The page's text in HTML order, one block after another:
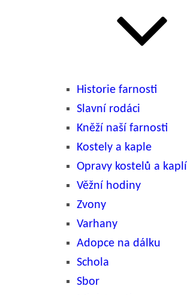
Historie farnosti
Slavní rodáci
Kněží naší farnosti
Kostely a kaple
Opravy kostelů a kaplí
Věžní hodiny
Zvony
Varhany
Adopce na dálku
Schola
Sbor